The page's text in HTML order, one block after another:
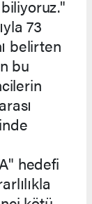
73
belirten
bu
hedefi